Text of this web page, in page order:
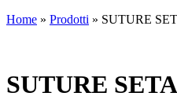
Home » Prodotti » SUTURE
SUTURE